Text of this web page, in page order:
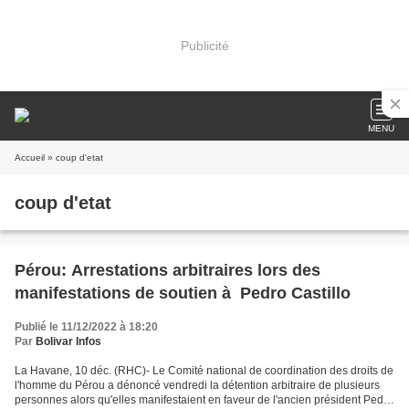
Publicité
MENU
Accueil » coup d'etat
coup d'etat
Pérou: Arrestations arbitraires lors des
manifestations de soutien à Pedro Castillo
Publié le 11/12/2022 à 18:20
Par Bolivar Infos
La Havane, 10 déc. (RHC)- Le Comité national de coordination des droits de
l'homme du Pérou a dénoncé vendredi la détention arbitraire de plusieurs
personnes alors qu'elles manifestaient en faveur de l'ancien président Pedro